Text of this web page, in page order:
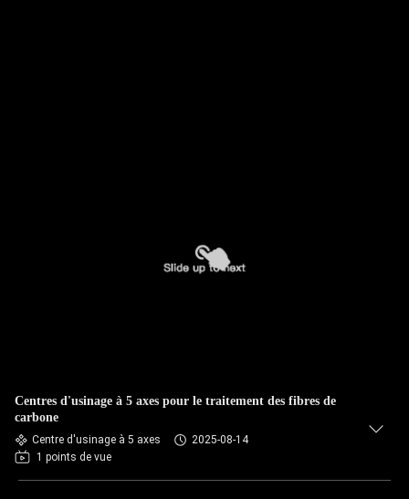
Centres d'usinage à 5 axes pour le traitement des fibres de
carbone
Centre d'usinage à 5 axes
2025-08-14
1 points de vue